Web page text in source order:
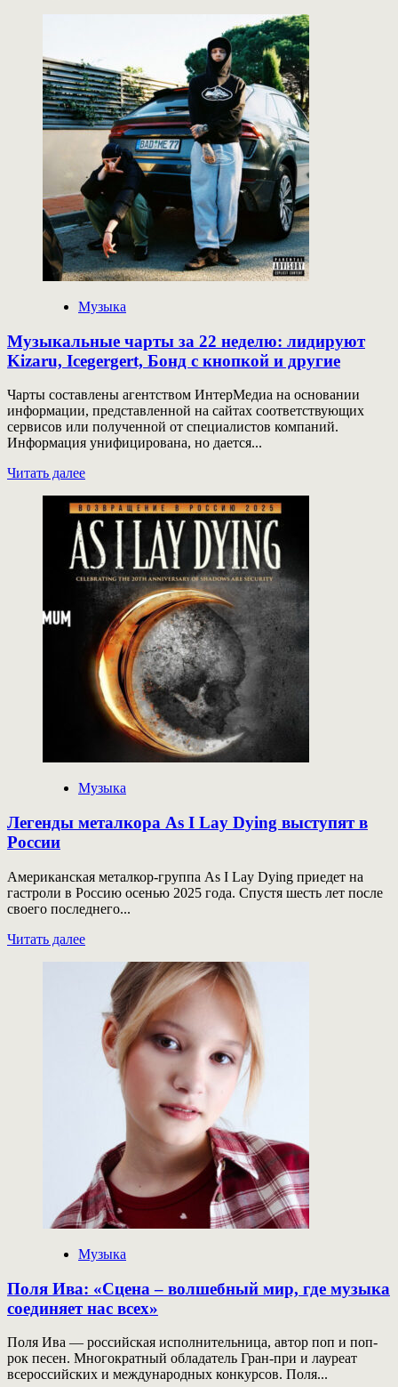
о
сотрудничестве
с
Arash
и
пообещал
новый
альбом
к
осени
Музыка
Музыкальные чарты за 22 неделю: лидируют
Kizaru, Icegergert, Бонд с кнопкой и другие
Чарты составлены агентством ИнтерМедиа на основании
информации, представленной на сайтах соответствующих
сервисов или полученной от специалистов компаний.
Информация унифицирована, но дается...
Читать далееПрочитать
о
Музыкальные
чарты
за
22
неделю:
лидируют
Kizaru,
Icegergert,
Бонд
кнопкой
другие
Музыка
Легенды металкора As I Lay Dying выступят в
России
Американская металкор-группа As I Lay Dying приедет на
гастроли в Россию осенью 2025 года. Спустя шесть лет после
своего последнего...
Читать далееПрочитать
Легенды
металкора
Lay
Dying
выступят
России
Музыка
Поля Ива: «Сцена – волшебный мир, где музыка
соединяет нас всех»
Поля Ива — российская исполнительница, автор поп и поп-
рок песен. Многократный обладатель Гран-при и лауреат
всероссийских и международных конкурсов. Поля...